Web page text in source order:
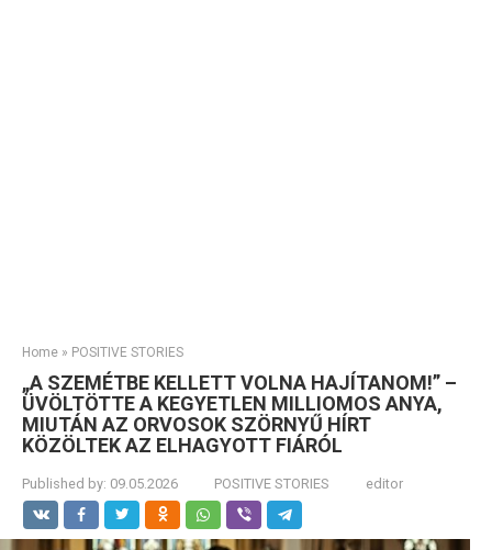
Home » POSITIVE STORIES
„A SZEMÉTBE KELLETT VOLNA HAJÍTANOM!” –
ÜVÖLTÖTTE A KEGYETLEN MILLIOMOS ANYA,
MIUTÁN AZ ORVOSOK SZÖRNYŰ HÍRT
KÖZÖLTEK AZ ELHAGYOTT FIÁRÓL
Published by: 09.05.2026 POSITIVE STORIES editor